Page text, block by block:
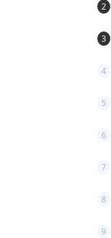
2
3
4
5
6
7
8
9